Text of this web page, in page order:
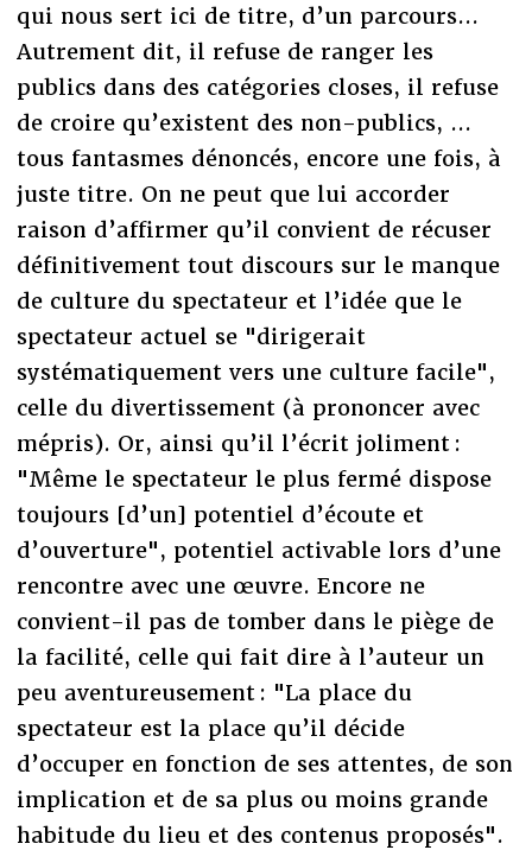
qui nous sert ici de titre, d’un parcours...
Autrement dit, il refuse de ranger les
publics dans des catégories closes, il refuse
de croire qu’existent des non-publics, ...
tous fantasmes dénoncés, encore une fois, à
juste titre. On ne peut que lui accorder
raison d’affirmer qu’il convient de récuser
définitivement tout discours sur le manque
de culture du spectateur et l’idée que le
spectateur actuel se "dirigerait
systématiquement vers une culture facile",
celle du divertissement (à prononcer avec
mépris). Or, ainsi qu’il l’écrit joliment :
"Même le spectateur le plus fermé dispose
toujours [d’un] potentiel d’écoute et
d’ouverture", potentiel activable lors d’une
rencontre avec une œuvre. Encore ne
convient-il pas de tomber dans le piège de
la facilité, celle qui fait dire à l’auteur un
peu aventureusement : "La place du
spectateur est la place qu’il décide
d’occuper en fonction de ses attentes, de son
implication et de sa plus ou moins grande
habitude du lieu et des contenus proposés".